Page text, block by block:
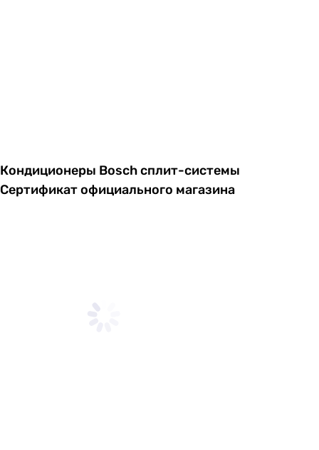
Кондиционеры Bosch сплит-системы
Сертификат официального магазина